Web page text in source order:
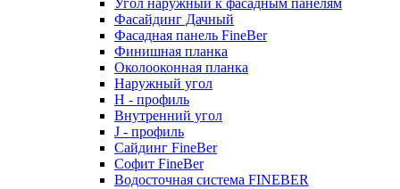
Угол наружный к фасадным панелям
Фасайдинг Дачный
Фасадная панель FineBer
Финишная планка
Околооконная планка
Наружный угол
H - профиль
Внутренний угол
J - профиль
Сайдинг FineBer
Софит FineBer
Водосточная система FINEBER